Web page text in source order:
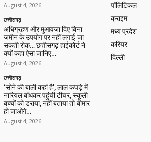
August 4, 2026
छत्तीसगढ़
अधिग्रहण और मुआवजा दिए बिना
जमीन के उपयोग पर नहीं लगाई जा
सकती रोक… छत्तीसगढ़ हाईकोर्ट ने
क्यों कहा ऐसा जानिए…
August 4, 2026
छत्तीसगढ़
‘सोने की बाली कहां है’, लाल कपड़े में
नारियल बांधकर पहुंची टीचर, स्कूली
बच्चों को डराया, नहीं बताया तो बीमार
हो जाओगे…
August 4, 2026
पॉलिटिकल
क्राइम
मध्य प्रदेश
करियर
दिल्ली